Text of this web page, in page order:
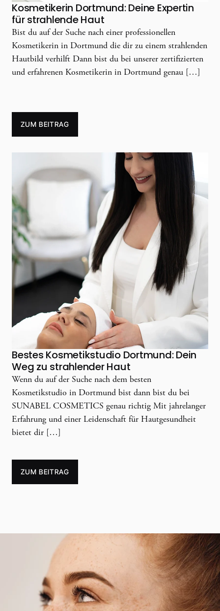
Kosmetikerin Dortmund: Deine Expertin
für strahlende Haut
Bist du auf der Suche nach einer professionellen
Kosmetikerin in Dortmund die dir zu einem strahlenden
Hautbild verhilft Dann bist du bei unserer zertifizierten
und erfahrenen Kosmetikerin in Dortmund genau […]
ZUM BEITRAG
Bestes Kosmetikstudio Dortmund: Dein
Weg zu strahlender Haut
Wenn du auf der Suche nach dem besten
Kosmetikstudio in Dortmund bist dann bist du bei
SUNABEL COSMETICS genau richtig Mit jahrelanger
Erfahrung und einer Leidenschaft für Hautgesundheit
bietet dir […]
ZUM BEITRAG